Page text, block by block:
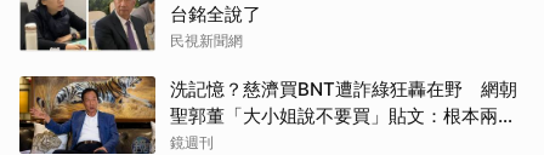
台銘全說了
民視新聞網
洗記憶？慈濟買BNT遭詐綠狂轟在野 網朝
聖郭董「大小姐說不要買」貼文：根本兩碼
事
鏡週刊
取消